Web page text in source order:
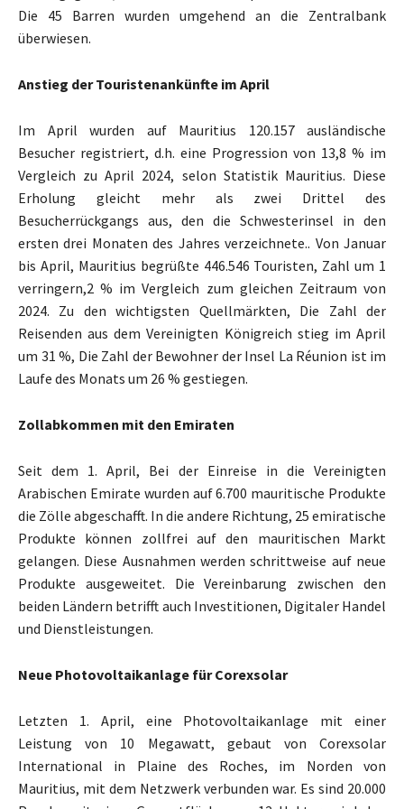
Die 45 Barren wurden umgehend an die Zentralbank
überwiesen.
Anstieg der Touristenankünfte im April
Im April wurden auf Mauritius 120.157 ausländische
Besucher registriert, d.h. eine Progression von 13,8 % im
Vergleich zu April 2024, selon Statistik Mauritius. Diese
Erholung gleicht mehr als zwei Drittel des
Besucherrückgangs aus, den die Schwesterinsel in den
ersten drei Monaten des Jahres verzeichnete.. Von Januar
bis April, Mauritius begrüßte 446.546 Touristen, Zahl um 1
verringern,2 % im Vergleich zum gleichen Zeitraum von
2024. Zu den wichtigsten Quellmärkten, Die Zahl der
Reisenden aus dem Vereinigten Königreich stieg im April
um 31 %, Die Zahl der Bewohner der Insel La Réunion ist im
Laufe des Monats um 26 % gestiegen.
Zollabkommen mit den Emiraten
Seit dem 1. April, Bei der Einreise in die Vereinigten
Arabischen Emirate wurden auf 6.700 mauritische Produkte
die Zölle abgeschafft. In die andere Richtung, 25 emiratische
Produkte können zollfrei auf den mauritischen Markt
gelangen. Diese Ausnahmen werden schrittweise auf neue
Produkte ausgeweitet. Die Vereinbarung zwischen den
beiden Ländern betrifft auch Investitionen, Digitaler Handel
und Dienstleistungen.
Neue Photovoltaikanlage für Corexsolar
Letzten 1. April, eine Photovoltaikanlage mit einer
Leistung von 10 Megawatt, gebaut von Corexsolar
International in Plaine des Roches, im Norden von
Mauritius, mit dem Netzwerk verbunden war. Es sind 20.000